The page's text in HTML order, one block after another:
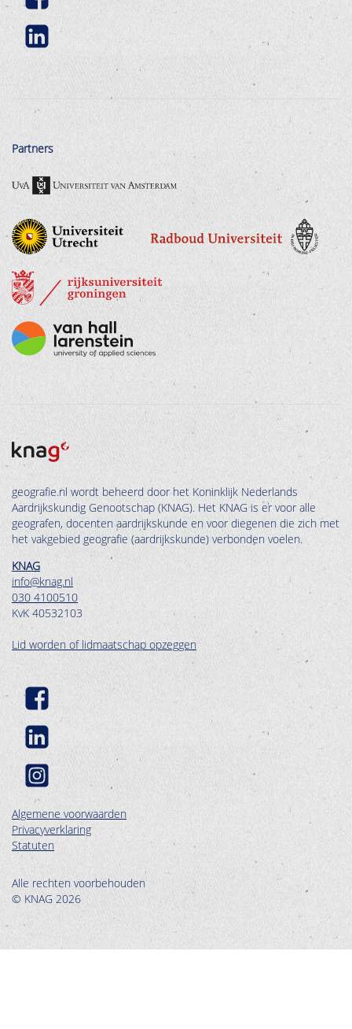
Partners
geografie.nl wordt beheerd door het Koninklijk Nederlands
Aardrijkskundig Genootschap (KNAG). Het KNAG is er voor alle
geografen, docenten aardrijkskunde en voor diegenen die zich met
het vakgebied geografie (aardrijkskunde) verbonden voelen.
KNAG
info@knag.nl
030 4100510
KvK 40532103
Lid worden of lidmaatschap opzeggen
Algemene voorwaarden
Privacyverklaring
Statuten
Alle rechten voorbehouden
© KNAG 2026